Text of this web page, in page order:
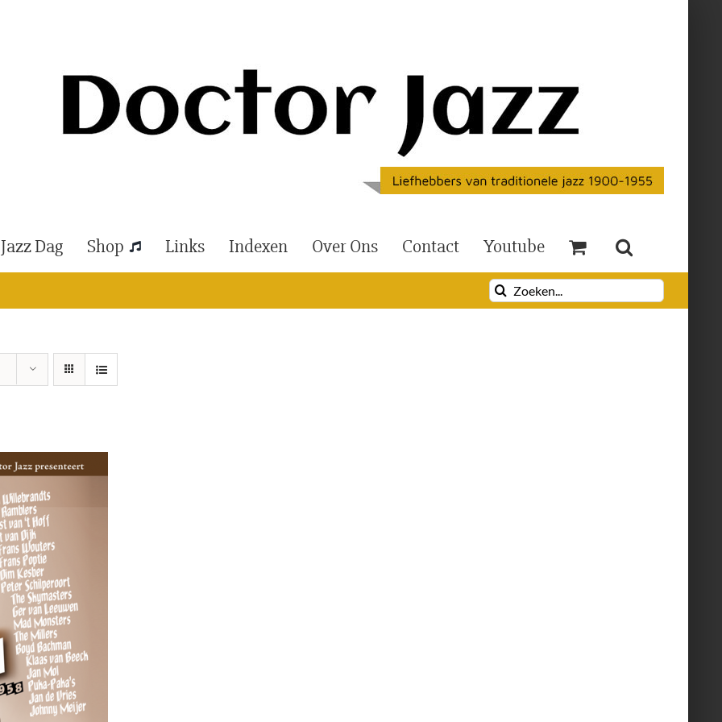
Dag Shop Links Indexen Over Ons Contact Youtube
Zoeken
naar: